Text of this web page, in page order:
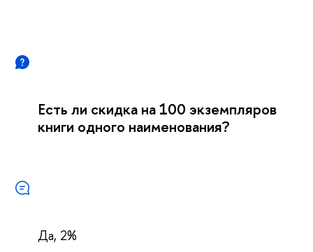
Есть ли скидка на 100 экземпляров
книги одного наименования?
Да, 2%